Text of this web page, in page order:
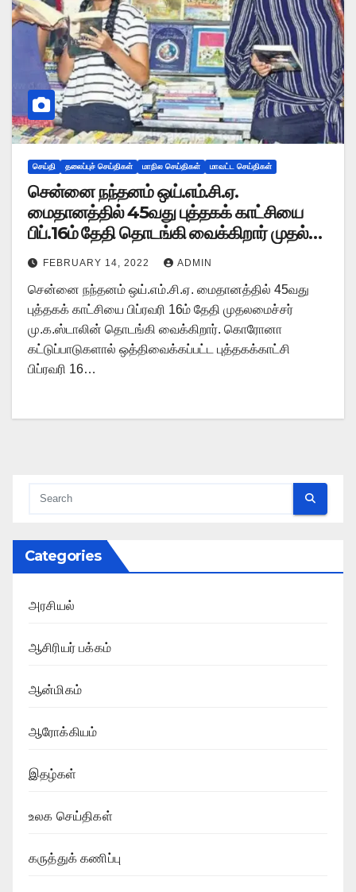
செய்தி தலைப்புச் செய்திகள் மாநில செய்திகள் மாவட்ட செய்திகள்
சென்னை நந்தனம் ஒய்.எம்.சி.ஏ.
மைதானத்தில் 45வது புத்தகக் காட்சியை
பிப்.16ம் தேதி தொடங்கி வைக்கிறார் முதல்வர்
மு.க.ஸ்டாலின்..!!
FEBRUARY 14, 2022 ADMIN
சென்னை நந்தனம் ஒய்.எம்.சி.ஏ. மைதானத்தில் 45வது
புத்தகக் காட்சியை பிப்ரவரி 16ம் தேதி முதலமைச்சர்
மு.க.ஸ்டாலின் தொடங்கி வைக்கிறார். கொரோனா
கட்டுப்பாடுகளால் ஒத்திவைக்கப்பட்ட புத்தகக்காட்சி
பிப்ரவரி 16…
Categories
அரசியல்
ஆசிரியர் பக்கம்
ஆன்மிகம்
ஆரோக்கியம்
இதழ்கள்
உலக செய்திகள்
கருத்துக் கணிப்பு